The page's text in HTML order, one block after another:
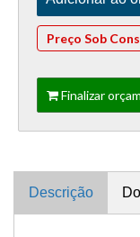
Preço Sob
Finalizar
Descrição